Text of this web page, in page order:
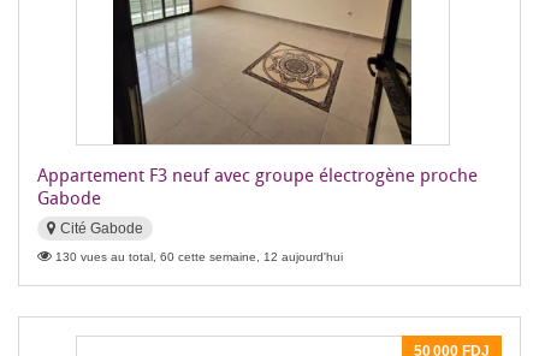
Appartement F3 neuf avec groupe électrogène proche
Gabode
Cité Gabode
130 vues au total, 60 cette semaine, 12 aujourd'hui
50 000 FDJ